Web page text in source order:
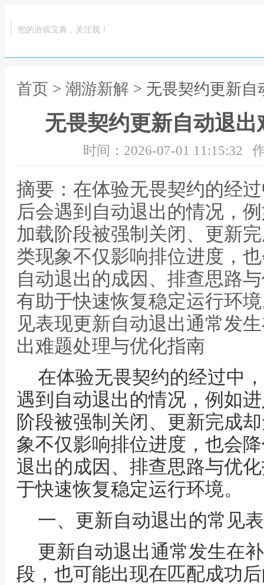
您的游戏宝典，关注我！
首页 > 潮游新解 > 无畏契约更新
无畏契约更新自动退
时间：2026-07-01 11:15:32
摘要：在体验无畏契约的经
后会遇到自动退出的情况，
加载阶段被强制关闭、更新
类现象不仅影响排位进度，
自动退出的成因、排查思路
有助于快速恢复稳定运行环
见表现更新自动退出通常发
出难题处理与优化指南
在体验无畏契约的经过中
遇到自动退出的情况，例如
阶段被强制关闭、更新完成
象不仅影响排位进度，也会
退出的成因、排查思路与优
于快速恢复稳定运行环境。
一、更新自动退出的常见
更新自动退出通常发生在
段，也可能出现在匹配成功